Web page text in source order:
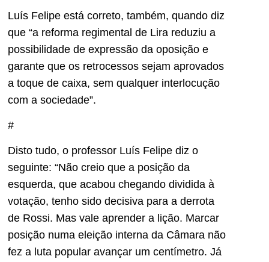
Luís Felipe está correto, também, quando diz
que “a reforma regimental de Lira reduziu a
possibilidade de expressão da oposição e
garante que os retrocessos sejam aprovados
a toque de caixa, sem qualquer interlocução
com a sociedade”.
#
Disto tudo, o professor Luís Felipe diz o
seguinte: “Não creio que a posição da
esquerda, que acabou chegando dividida à
votação, tenho sido decisiva para a derrota
de Rossi. Mas vale aprender a lição. Marcar
posição numa eleição interna da Câmara não
fez a luta popular avançar um centímetro. Já